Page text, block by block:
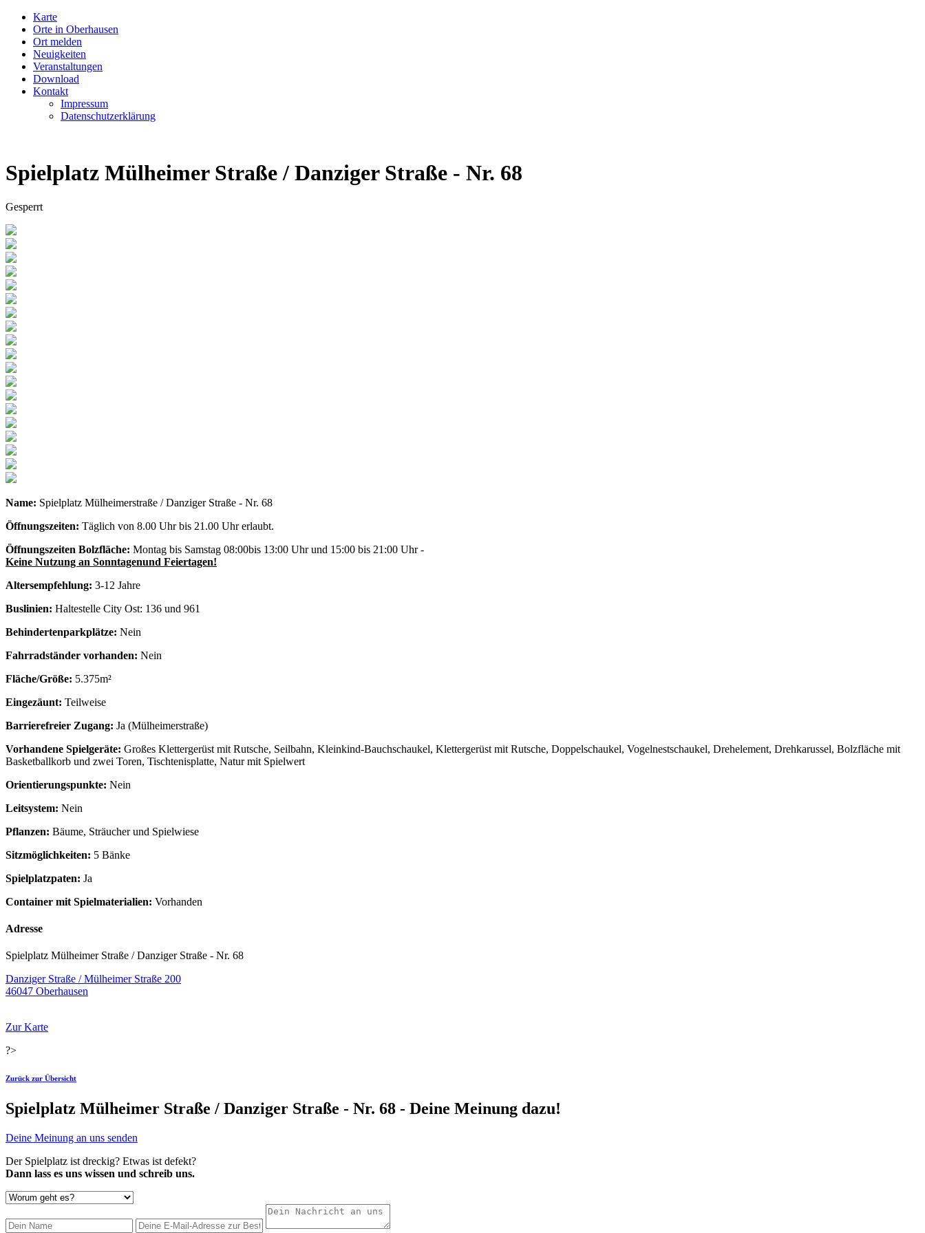
Karte
Orte in Oberhausen
Ort melden
Neuigkeiten
Veranstaltungen
Download
Kontakt
Impressum
Datenschutzerklärung
Spielplatz Mülheimer Straße / Danziger Straße - Nr. 68
Gesperrt
Name: Spielplatz Mülheimerstraße / Danziger Straße - Nr. 68
Öffnungszeiten: Täglich von 8.00 Uhr bis 21.00 Uhr erlaubt.
Öffnungszeiten Bolzfläche: Montag bis Samstag 08:00bis 13:00 Uhr und 15:00 bis 21:00 Uhr -
Keine Nutzung an Sonntagenund Feiertagen!
Altersempfehlung: 3-12 Jahre
Buslinien: Haltestelle City Ost: 136 und 961
Behindertenparkplätze: Nein
Fahrradständer vorhanden: Nein
Fläche/Größe: 5.375m²
Eingezäunt: Teilweise
Barrierefreier Zugang: Ja (Mülheimerstraße)
Vorhandene Spielgeräte: Großes Klettergerüst mit Rutsche, Seilbahn, Kleinkind-Bauchschaukel, Klettergerüst mit Rutsche, Doppelschaukel, Vogelnestschaukel, Drehelement, Drehkarussel, Bolzfläche mit
Basketballkorb und zwei Toren, Tischtenisplatte, Natur mit Spielwert
Orientierungspunkte: Nein
Leitsystem: Nein
Pflanzen: Bäume, Sträucher und Spielwiese
Sitzmöglichkeiten: 5 Bänke
Spielplatzpaten: Ja
Container mit Spielmaterialien: Vorhanden
Adresse
Spielplatz Mülheimer Straße / Danziger Straße - Nr. 68
Danziger Straße / Mülheimer Straße 200
46047 Oberhausen
Zur Karte
?>
Zurück zur Übersicht
Spielplatz Mülheimer Straße / Danziger Straße - Nr. 68 - Deine Meinung dazu!
Deine Meinung an uns senden
Der Spielplatz ist dreckig? Etwas ist defekt?
Dann lass es uns wissen und schreib uns.